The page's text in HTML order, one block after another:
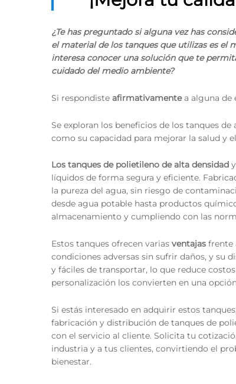
¿Te has preguntado si alguna vez has
el material de los tanques que utilizas es el
interesa conocer una solución que te
cuidado del medio ambiente?
Si respondiste afirmativamentea alguna de
Se exploran los beneficios de los tanques
como su capacidad para mejorar la salud y
Los tanques de polietileno de alta densidad
líquidos de forma segura y eficiente.
la pureza del agua, sin riesgo de
desde agua potable hasta productos
almacenamiento y cumpliendo con las
Estos tanques ofrecen varias ventajas frente
condiciones adversas sin sufrir daños, y su
y fáciles de transportar, lo que reduce
personalización los convierten en una
Si estás interesado en adquirir estos
fabricación y distribución de tanques de
con el servicio al cliente. Solicita tu
industria y a tus clientes, convirtiendo el
bienestar.